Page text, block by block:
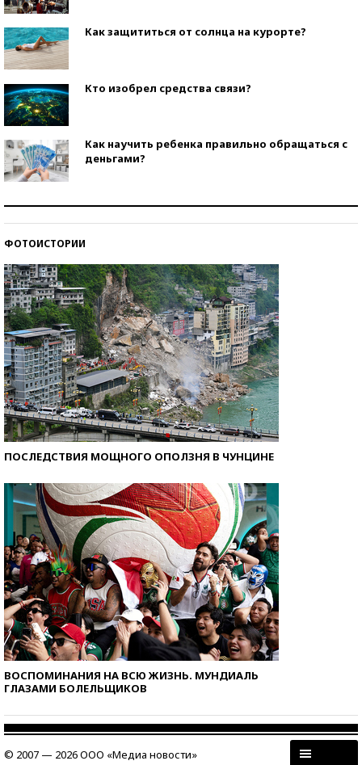
Как защититься от солнца на курорте?
Кто изобрел средства связи?
Как научить ребенка правильно обращаться с
деньгами?
ФОТОИСТОРИИ
ПОСЛЕДСТВИЯ МОЩНОГО ОПОЛЗНЯ В ЧУНЦИНЕ
ВОСПОМИНАНИЯ НА ВСЮ ЖИЗНЬ. МУНДИАЛЬ
ГЛАЗАМИ БОЛЕЛЬЩИКОВ
© 2007 — 2026 ООО «Медиа новости»